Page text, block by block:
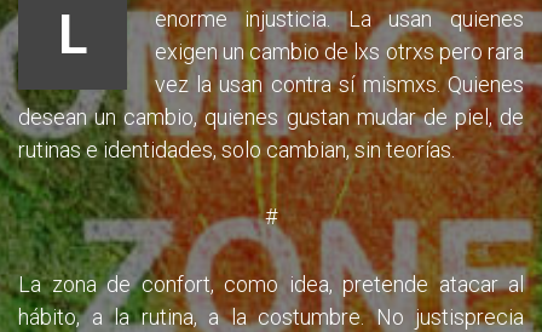
L
enorme injusticia. La usan quienes
exigen un cambio de lxs otrxs pero rara
vez la usan contra sí mismxs. Quienes
desean un cambio, quienes gustan mudar de piel, de
rutinas e identidades, solo cambian, sin teorías.
#
La zona de confort, como idea, pretende atacar al
hábito, a la rutina, a la costumbre. No justisprecia